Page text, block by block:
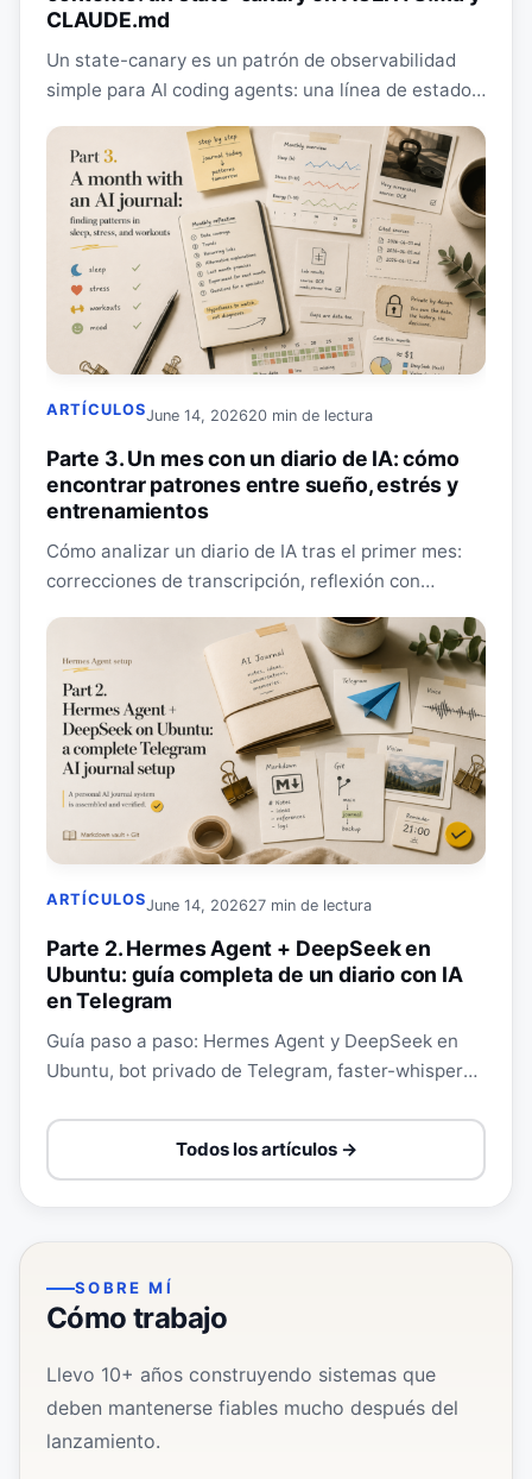
CLAUDE.md
Un state-canary es un patrón de observabilidad
simple para AI coding agents: una línea de estado
ARTÍCULOSJune 14, 202620 min de lectura
Parte 3. Un mes con un diario de IA: cómo
encontrar patrones entre sueño, estrés y
entrenamientos
Cómo analizar un diario de IA tras el primer mes:
correcciones de transcripción, reflexión con
ARTÍCULOSJune 14, 202627 min de lectura
Parte 2. Hermes Agent + DeepSeek en
Ubuntu: guía completa de un diario con IA
en Telegram
Guía paso a paso: Hermes Agent y DeepSeek en
Ubuntu, bot privado de Telegram, faster-whisper
diario.
Todos los artículos →
SOBRE MÍ
Cómo trabajo
Llevo 10+ años construyendo sistemas que
deben mantenerse fiables mucho después del
lanzamiento.